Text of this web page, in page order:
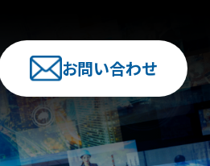
お問い合わせ